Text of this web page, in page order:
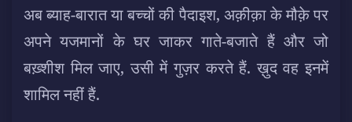
अब ब्याह-बारात या बच्चों की पैदाइश, अक़ीक़ा के मौक़े पर
अपने यजमानों के घर जाकर गाते-बजाते हैं और जो
बख़्शीश मिल जाए, उसी में गुज़र करते हैं. ख़ुद वह इनमें
शामिल नहीं हैं.